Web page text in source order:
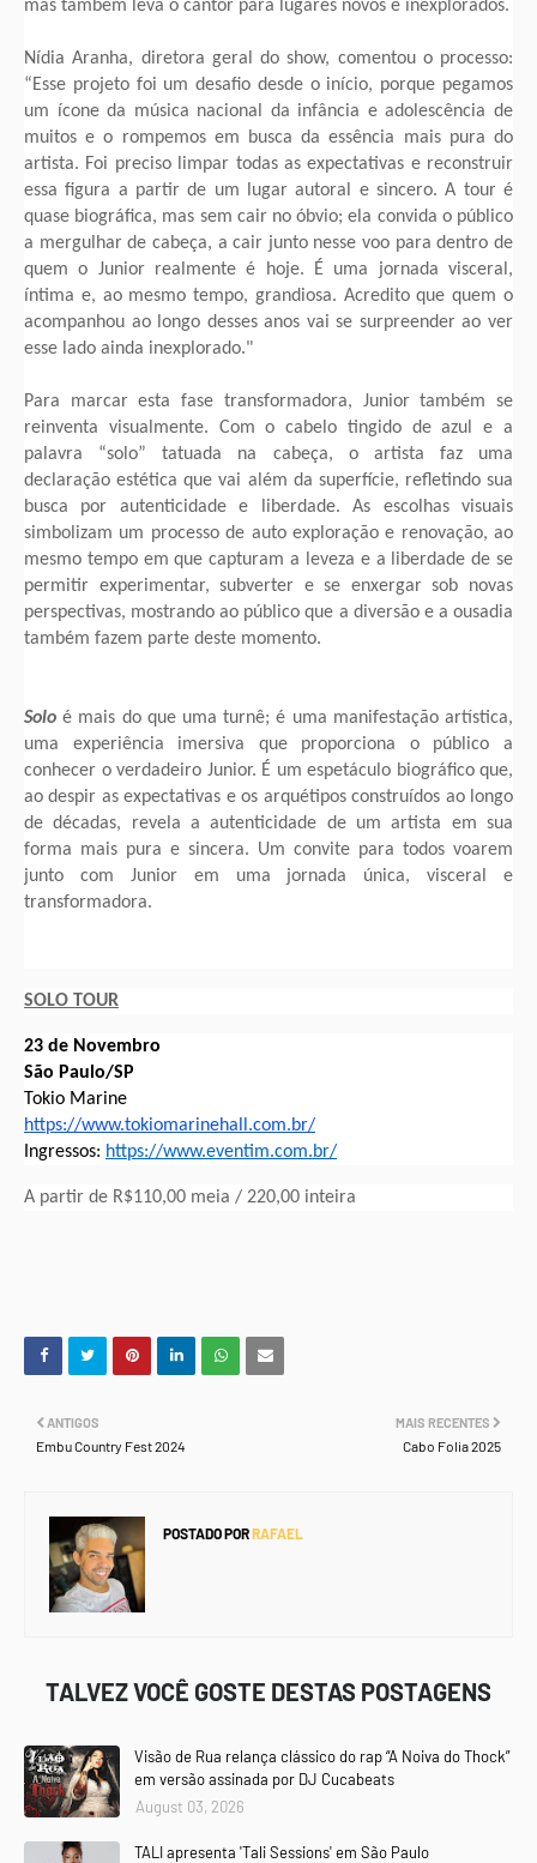
mas também leva o cantor para lugares novos e inexplorados.
Nídia Aranha, diretora geral do show, comentou o processo:
“Esse projeto foi um desafio desde o início, porque pegamos
um ícone da música nacional da infância e adolescência de
muitos e o rompemos em busca da essência mais pura do
artista. Foi preciso limpar todas as expectativas e reconstruir
essa figura a partir de um lugar autoral e sincero. A tour é
quase biográfica, mas sem cair no óbvio; ela convida o público
a mergulhar de cabeça, a cair junto nesse voo para dentro de
quem o Junior realmente é hoje. É uma jornada visceral,
íntima e, ao mesmo tempo, grandiosa. Acredito que quem o
acompanhou ao longo desses anos vai se surpreender ao ver
esse lado ainda inexplorado."
Para marcar esta fase transformadora, Junior também se
reinventa visualmente. Com o cabelo tingido de azul e a
palavra “solo” tatuada na cabeça, o artista faz uma
declaração estética que vai além da superfície, refletindo sua
busca por autenticidade e liberdade. As escolhas visuais
simbolizam um processo de auto exploração e renovação, ao
mesmo tempo em que capturam a leveza e a liberdade de se
permitir experimentar, subverter e se enxergar sob novas
perspectivas, mostrando ao público que a diversão e a ousadia
também fazem parte deste momento.
Solo é mais do que uma turnê; é uma manifestação artística,
uma experiência imersiva que proporciona o público a
conhecer o verdadeiro Junior. É um espetáculo biográfico que,
ao despir as expectativas e os arquétipos construídos ao longo
de décadas, revela a autenticidade de um artista em sua
forma mais pura e sincera. Um convite para todos voarem
junto com Junior em uma jornada única, visceral e
transformadora.
SOLO TOUR
23 de Novembro
São Paulo/SP
Tokio Marine
https://www.tokiomarinehall.com.br/
Ingressos: https://www.eventim.com.br/
A partir de R$110,00 meia / 220,00 inteira
MAIS RECENTES
Cabo Folia 2025
ANTIGOS
Embu Country Fest 2024
POSTADO PORRAFAEL
TALVEZ VOCÊ GOSTE DESTAS POSTAGENS
Visão de Rua relança clássico do rap “A Noiva do Thock”
em versão assinada por DJ Cucabeats
August 03, 2026
TALI apresenta 'Tali Sessions' em São Paulo